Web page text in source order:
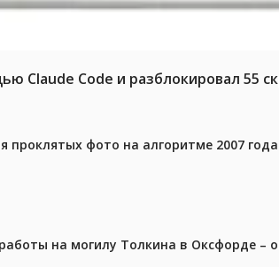
Claude Code и разблокировал 55
проклятых фото на алгоритме 2007
на могилу Толкина в Оксфорде –